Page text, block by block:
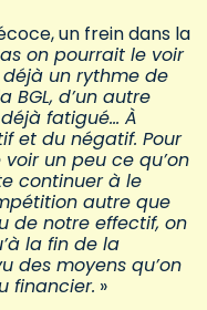
un frein dans la
on pourrait le voir
un rythme de
d’un autre
fatigué… À
et du négatif. Pour
un peu ce qu’on
continuer à le
autre que
de notre effectif, on
la fin de la
des moyens qu’on
financier. »